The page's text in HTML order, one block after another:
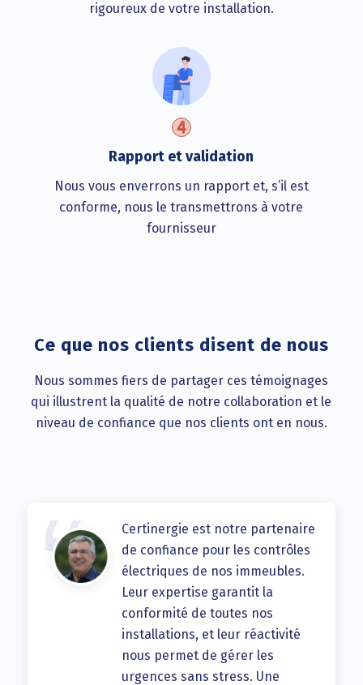
rigoureux de votre installation.
Rapport et validation
Nous vous enverrons un rapport et, s’il est
conforme, nous le transmettrons à votre
fournisseur
Ce que nos clients disent de nous
Nous sommes fiers de partager ces témoignages
qui illustrent la qualité de notre collaboration et le
niveau de confiance que nos clients ont en nous.
Certinergie est notre partenaire
de confiance pour les contrôles
électriques de nos immeubles.
Leur expertise garantit la
conformité de toutes nos
installations, et leur réactivité
nous permet de gérer les
urgences sans stress. Une